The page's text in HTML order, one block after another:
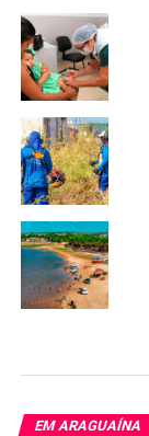
EM ARAGUAÍNA